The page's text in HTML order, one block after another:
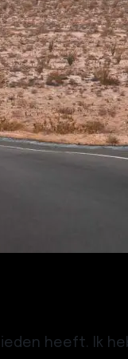
heeft. Ik